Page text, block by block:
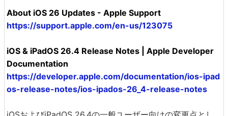
About iOS 26 Updates - Apple Support
https://support.apple.com/en-us/123075
iOS & iPadOS 26.4 Release Notes | Apple Developer
Documentation
https://developer.apple.com/documentation/ios-ipad
os-release-notes/ios-ipados-26_4-release-notes